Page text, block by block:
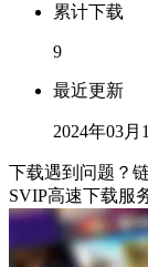
累计下载
9
最近更新
2024年03月
下载遇到问题？
SVIP高速下载服